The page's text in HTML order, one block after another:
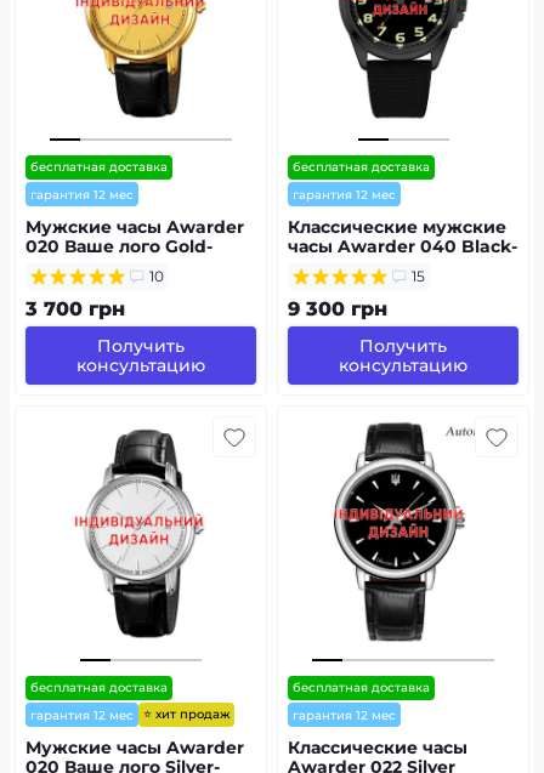
бесплатная доставка
гарантия 12 мес
Мужские часы Awarder
020 Ваше лого Gold-
Gold, японский
механизм
10
3 700 грн
Получить
консультацию
бесплатная доставка
гарантия 12 мес
Классические мужские
часы Awarder 040 Black-
Black под
Индивидуальный
дизайн
15
9 300 грн
Получить
консультацию
бесплатная доставка
гарантия 12 мес
⭐ хит продаж
Мужские часы Awarder
020 Ваше лого Silver-
бесплатная доставка
гарантия 12 мес
Классические часы
Awarder 022 Silver